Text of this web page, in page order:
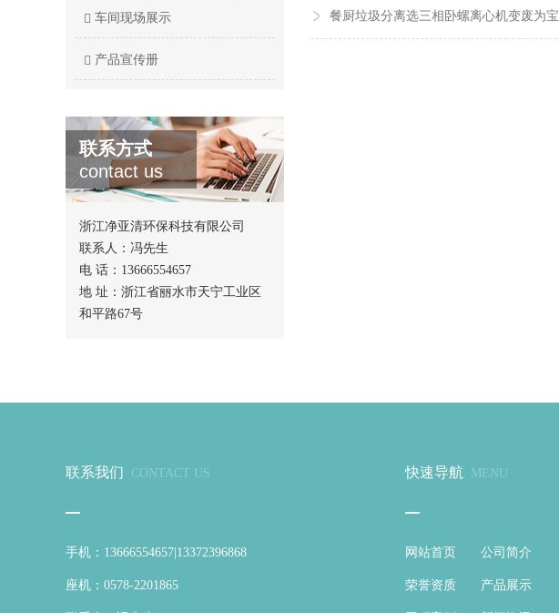
车间现场展示
产品宣传册
联系方式
contact us
浙江净亚清环保科技有限公司
联系人：冯先生
电 话：13666554657
地 址：浙江省丽水市天宁工业区
和平路67号
餐厨垃圾分离选三相卧螺离心机变废为宝
联系我们 CONTACT US
手机：13666554657|13372396868
座机：0578-2201865
快速导航 MENU
网站首页 公司简介
荣誉资质 产品展示